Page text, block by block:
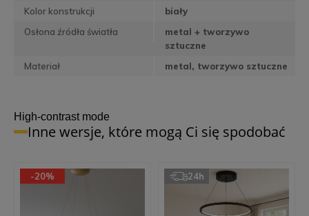
Kolor konstrukcji
biały
Osłona źródła światła
metal + tworzywo
sztuczne
Materiał
metal, tworzywo sztuczne
High-contrast mode
Inne wersje, które mogą Ci się spodobać
-20% 24h